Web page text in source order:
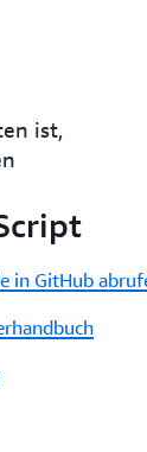
ist,
in GitHub